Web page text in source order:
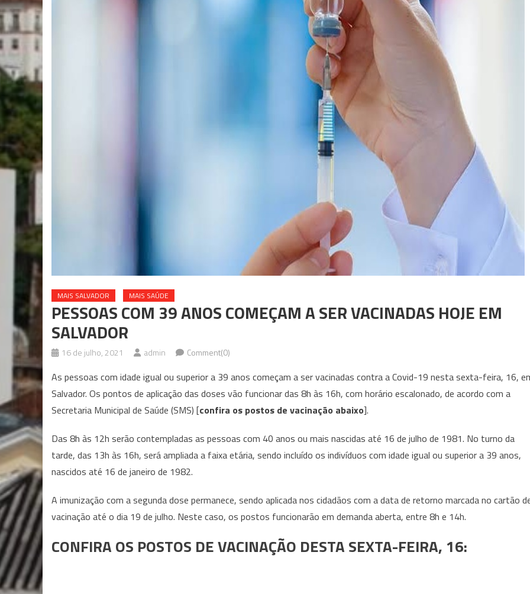
MAIS SALVADOR MAIS SAÚDE
PESSOAS COM 39 ANOS COMEÇAM A SER VACINADAS HOJE EM
SALVADOR
16 de julho, 2021 admin Comment(0)
As pessoas com idade igual ou superior a 39 anos começam a ser vacinadas contra a Covid-19 nesta sexta-feira, 16,
Salvador. Os pontos de aplicação das doses vão funcionar das 8h às 16h, com horário escalonado, de acordo com a
Secretaria Municipal de Saúde (SMS) [confira os postos de vacinação abaixo].
Das 8h às 12h serão contempladas as pessoas com 40 anos ou mais nascidas até 16 de julho de 1981. No turno da
tarde, das 13h às 16h, será ampliada a faixa etária, sendo incluído os indivíduos com idade igual ou superior a 39 anos,
nascidos até 16 de janeiro de 1982.
A imunização com a segunda dose permanece, sendo aplicada nos cidadãos com a data de retorno marcada no cartão
vacinação até o dia 19 de julho. Neste caso, os postos funcionarão em demanda aberta, entre 8h e 14h.
CONFIRA OS POSTOS DE VACINAÇÃO DESTA SEXTA-FEIRA, 16: